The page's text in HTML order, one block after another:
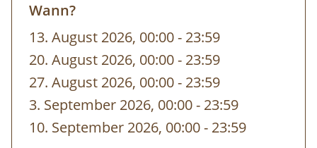
Wann?
13. August 2026, 00:00- bis
23:59
20. August 2026, 00:00- bis
23:59
27. August 2026, 00:00- bis
23:59
3. September 2026, 00:00- bis
23:59
10. September 2026, 00:00- bis
23:59